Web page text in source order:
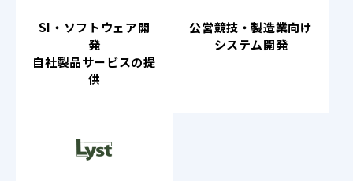
SI・ソフトウェア開
発
自社製品サービスの提
供
公営競技・製造業向け
システム開発